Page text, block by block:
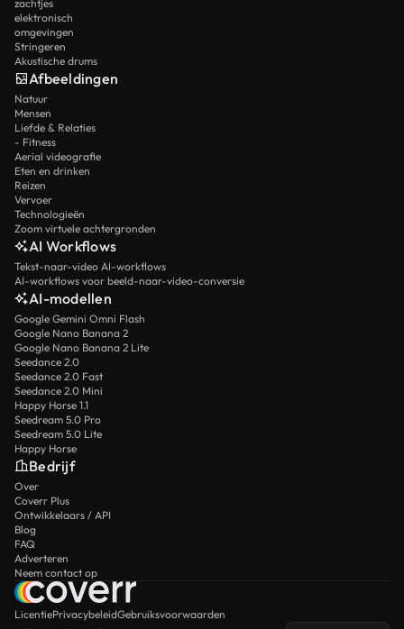
zachtjes
elektronisch
omgevingen
Stringeren
Akustische drums
Afbeeldingen
Natuur
Mensen
Liefde & Relaties
- Fitness
Aerial videografie
Eten en drinken
Reizen
Vervoer
Technologieën
Zoom virtuele achtergronden
AI Workflows
Tekst-naar-video AI-workflows
AI-workflows voor beeld-naar-video-conversie
AI-modellen
Google Gemini Omni Flash
Google Nano Banana 2
Google Nano Banana 2 Lite
Seedance 2.0
Seedance 2.0 Fast
Seedance 2.0 Mini
Happy Horse 1.1
Seedream 5.0 Pro
Seedream 5.0 Lite
Happy Horse
Bedrijf
Over
Coverr Plus
Ontwikkelaars / API
Blog
FAQ
Adverteren
Neem contact op
LicentiePrivacybeleidGebruiksvoorwaarden